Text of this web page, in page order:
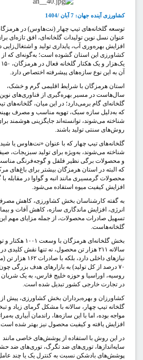
آینده جهان: 7 آبان /1404
گلخانه‌های تیپ چهار (نت‌هاوس) در هرمزگان به
نسل نوین تولیدات گلخانه‌ای، افق تازه‌ای برای
بهره‌وری آب، پایداری تولید و اشتغال‌زایی در بخش
این استان گشوده است؛ به‌گونه‌ای که از مجموع
یک‌هزار و یک هکتار گلخانه فعال در هرمزگان، ۱۵۰ هکتار
به این نوع سازه‌های پیشرفته اختصاص دارد.
هرمزگان با شرایط اقلیمی گرم و خشک،
در مسیر بهره‌گیری از فناوری‌های نوین
گام برمی‌دارد؛ در این میان، گلخانه‌های تیپ چهار
به‌دلیل سازه سبک، تهویه مناسب و مصرف بهینه آب
می‌شوند، توانسته‌اند جایگزینی هوشمند برای
سنتی تولید باشند.
تیپ چهار که با عنوان «نت‌هاوس یا شیدینگ»
می‌شوند، به‌ویژه برای تولید سبزیجات، صیفی‌جات
محصولات برگی نظیر فلفل و گوجه‌فرنگی مناسب‌اند؛
البته در استان هرمزگان بیشتر برای باغ‌های مرکبات و
گرمسیری مانند انبه و گواوا در مقابله با گرما و
کیفیت میوه استفاده می‌شود.
گفته کارشناسان بخش کشاورزی، کاهش مصرف
افزایش ماندگاری سازه، کاهش آفات و بیماری‌ها و
صادرات محصولات، از جمله مزایای مهم این نوع
بخش گلخانه‌ای هرمزگان با وسعت ۱۰۰۱ هکتار و تولید
سالانه ۲۱۱ هزار تن محصول، نه تنها نقش کلیدی در تامین
نیازهای داخلی دارد، بلکه با صادرات ۱۶۲ هزار تن (معادل
۷۰ درصد از کل تولید) به بازارهای هدف بزرگی چون
اوراسیا و حوزه خلیج فارس، به یک شریان حیاتی
تجارت خارجی کشور تبدیل شده است.
و بهره‌برداران بخش کشاورزی، پیش از احداث
تیپ چهار، سالانه با مشکل گرمای زیاد و تبخیر بالا
بوده، اما با این سازه‌ها، راندمان آبیاری به‌مراتب
یافته و کیفیت محصول نیز بهتر شده است.
این روش با استفاده از پوشش‌های خاصی مانند
توری‌های ضد تگرگ، توری‌های ضد حشرات و
بادشکن نسبت به کنترل یک یا چند عامل از